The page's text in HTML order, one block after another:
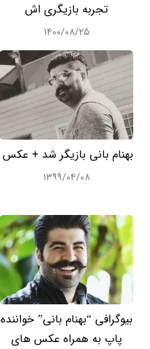
تجربه بازیگری اش
۱۴۰۰/۰۸/۲۵
بهنام بانی بازیگر شد + عکس
۱۳۹۹/۰۴/۰۸
بیوگرافی “بهنام بانی” خواننده
پاپ به همراه عکس های